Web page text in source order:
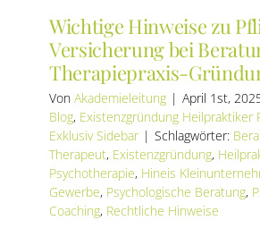
Wichtige Hinweise zu
Versicherung bei
Therapiepraxis-
Von Akademieleitung | April 1st,
Blog, Existenzgründung Heilpraktiker
Exklusiv Sidebar | Schlagwörter:
Therapeut, Existenzgründung,
Psychotherapie, Hineis
Gewerbe, Psychologische Beratung,
Coaching, Rechtliche Hinweise